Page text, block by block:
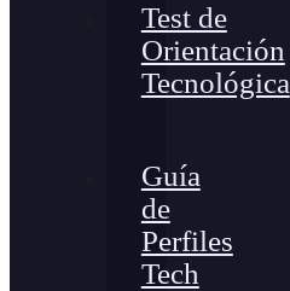
Test de
Orientación
Tecnológica
Guía
de
Perfiles
Tech